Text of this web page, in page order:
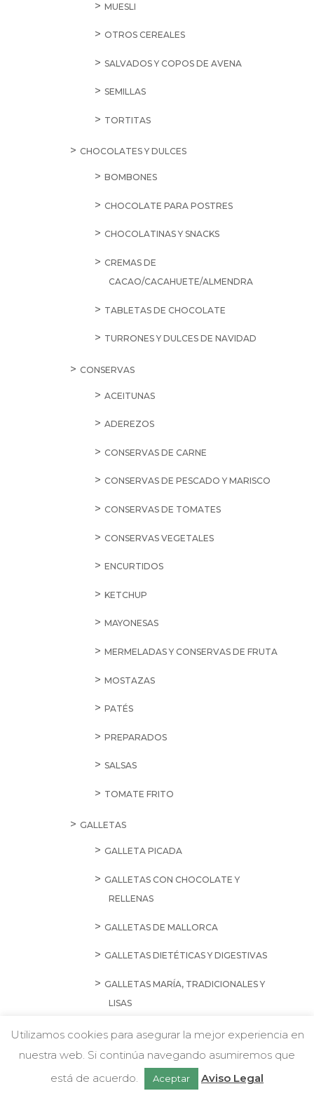
MUESLI
OTROS CEREALES
SALVADOS Y COPOS DE AVENA
SEMILLAS
TORTITAS
CHOCOLATES Y DULCES
BOMBONES
CHOCOLATE PARA POSTRES
CHOCOLATINAS Y SNACKS
CREMAS DE
CACAO/CACAHUETE/ALMENDRA
TABLETAS DE CHOCOLATE
TURRONES Y DULCES DE NAVIDAD
CONSERVAS
ACEITUNAS
ADEREZOS
CONSERVAS DE CARNE
CONSERVAS DE PESCADO Y MARISCO
CONSERVAS DE TOMATES
CONSERVAS VEGETALES
ENCURTIDOS
KETCHUP
MAYONESAS
MERMELADAS Y CONSERVAS DE FRUTA
MOSTAZAS
PATÉS
PREPARADOS
SALSAS
TOMATE FRITO
GALLETAS
GALLETA PICADA
GALLETAS CON CHOCOLATE Y
RELLENAS
GALLETAS DE MALLORCA
GALLETAS DIETÉTICAS Y DIGESTIVAS
GALLETAS MARÍA, TRADICIONALES Y
LISAS
GALLETAS SURTIDAS, ESPECIALES Y
PASTAS
HARINAS Y ALMIDONES
w Chatea con nosotros
Utilizamos cookies para asegurar la mejor experiencia en
nuestra web. Si continúa navegando asumiremos que
está de acuerdo.
Aceptar Aviso Legal